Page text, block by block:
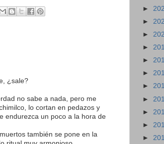
¿sale?
no sabe a nada, pero me
lo cortan en pedazos y
endurezca un poco a la hora de
también se pone en la
►
►
►
►
►
►
►
►
►
►
►